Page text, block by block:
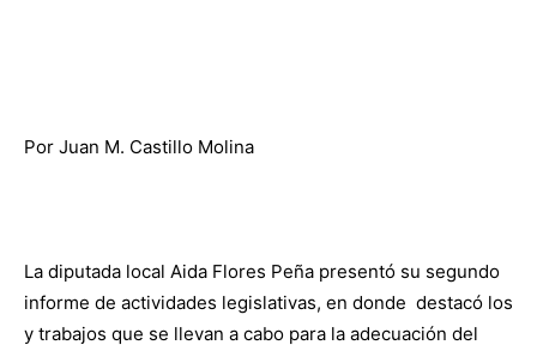
Por Juan M. Castillo Molina
La diputada local Aida Flores Peña presentó su segundo
informe de actividades legislativas, en donde destacó los
y trabajos que se llevan a cabo para la adecuación del